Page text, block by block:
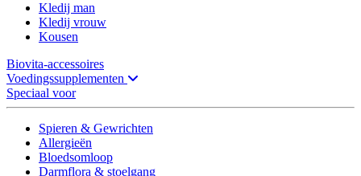
Kledij man
Kledij vrouw
Kousen
Biovita-accessoires
Voedingssupplementen
Speciaal voor
Spieren & Gewrichten
Allergieën
Bloedsomloop
Darmflora & stoelgang